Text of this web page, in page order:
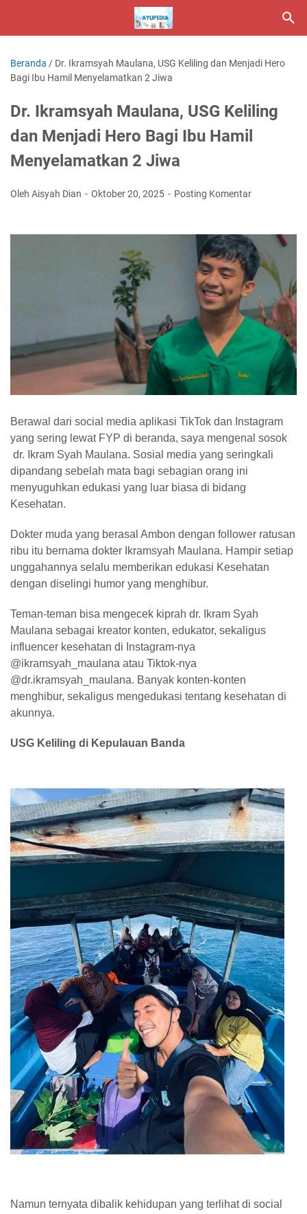
Beranda / Dr. Ikramsyah Maulana, USG Keliling dan Menjadi Hero
Bagi Ibu Hamil Menyelamatkan 2 Jiwa
Dr. Ikramsyah Maulana, USG Keliling
dan Menjadi Hero Bagi Ibu Hamil
Menyelamatkan 2 Jiwa
Oleh Aisyah Dian Oktober 20, 2025 Posting Komentar
Berawal dari social media aplikasi TikTok dan Instagram
yang sering lewat FYP di beranda, saya mengenal sosok
dr. Ikram Syah Maulana. Sosial media yang seringkali
dipandang sebelah mata bagi sebagian orang ini
menyuguhkan edukasi yang luar biasa di bidang
Kesehatan.
Dokter muda yang berasal Ambon dengan follower ratusan
ribu itu bernama dokter Ikramsyah Maulana. Hampir setiap
unggahannya selalu memberikan edukasi Kesehatan
dengan diselingi humor yang menghibur.
Teman-teman bisa mengecek kiprah dr. Ikram Syah
Maulana sebagai kreator konten, edukator, sekaligus
influencer kesehatan di Instagram-nya
@ikramsyah_maulana atau Tiktok-nya
@dr.ikramsyah_maulana. Banyak konten-konten
menghibur, sekaligus mengedukasi tentang kesehatan di
akunnya.
USG Keliling di Kepulauan Banda
Namun ternyata dibalik kehidupan yang terlihat di social